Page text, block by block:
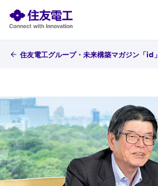
住友電工グループ・未来構築マガジン「id」